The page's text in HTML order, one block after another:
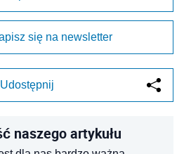
się na newsletter
Udostępnij
naszego artykułu